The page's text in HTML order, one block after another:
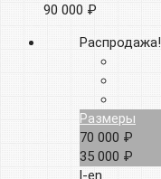
90 000 ₽
Распродажа!
Размеры
70 000 ₽
35 000 ₽
l-en